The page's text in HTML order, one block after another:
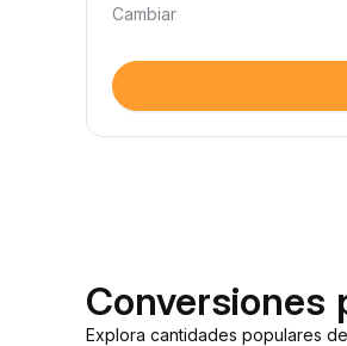
Cambiar
Conversiones
Explora cantidades populares